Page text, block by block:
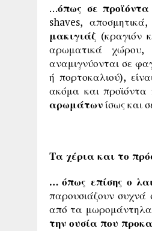
…όπως σε
shaves,
μακιγιάζ (κραγιόν
αρωματικά χώρου,
αναμιγνύονται σε
ή πορτοκαλιού),
ακόμα και
αρωμάτωνίσως και
Τα χέρια και το
… όπως επίσης ο
παρουσιάζουν συχνά
από τα μωρομάντηλα
την ουσία που